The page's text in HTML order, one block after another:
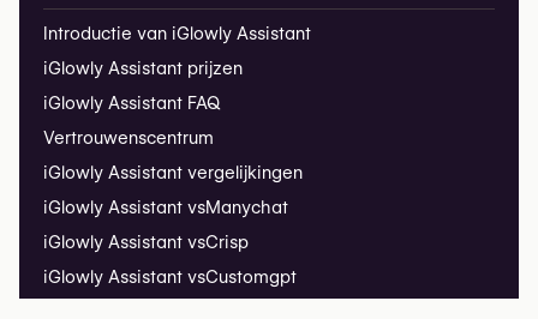
Introductie van iGlowly Assistant
iGlowly Assistant prijzen
iGlowly Assistant FAQ
Vertrouwenscentrum
iGlowly Assistant vergelijkingen
iGlowly Assistant vsManychat
iGlowly Assistant vsCrisp
iGlowly Assistant vsCustomgpt